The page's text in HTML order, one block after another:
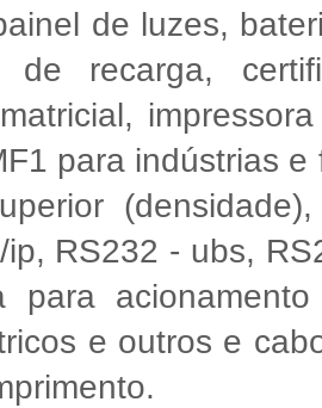
de luzes,
recarga,
para indústrias
ip, RS232 - ubs,
para
e outros e